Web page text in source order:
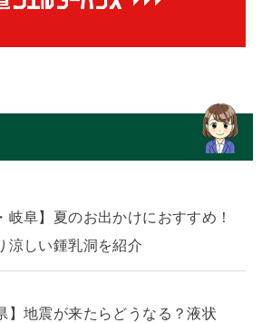
岐阜】夏のお出かけにおすすめ！
涼しい鍾乳洞を紹介
】地震が来たらどうなる？液状